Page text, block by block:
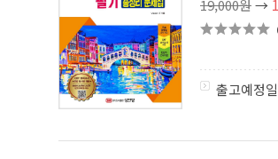
19,000원→
출고예정